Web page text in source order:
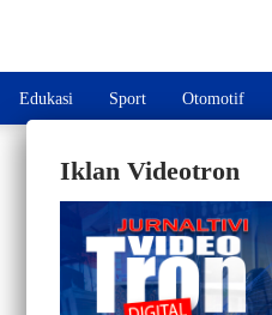
Edukasi Sport Otomotif
Iklan Videotron